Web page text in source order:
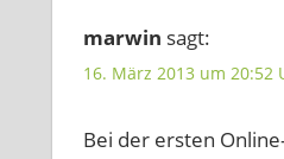
marwin sagt:
16. März 2013 um 20:52
Bei der ersten